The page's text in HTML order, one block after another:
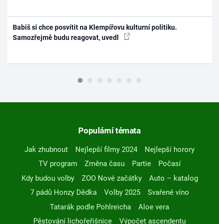
Babiš si chce posvítit na Klempířovu kulturní politiku.
Samozřejmě budu reagovat, uvedl
Populární témata
Jak zhubnout Nejlepší filmy 2024
Nejlepší horory
TV program
Změna času Partie
Počasí
Kdy budou volby
ZOO Nové začátky
Auto – katalog
7 pádů Honzy Dědka
Volby 2025
Svařené víno
Tatarák podle Pohlreicha
Aloe vera
Pěstování lichořeřišnice
Výpočet ascendentu